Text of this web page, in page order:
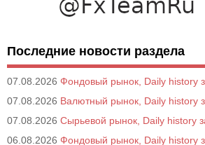
Последние новости раздела
07.08.2026 Фондовый рынок, Daily history
07.08.2026 Валютный рынок, Daily history
07.08.2026 Сырьевой рынок, Daily history
06.08.2026 Фондовый рынок, Daily history